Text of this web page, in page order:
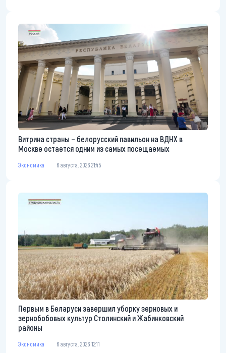
Витрина страны – белорусский павильон на ВДНХ в
Москве остается одним из самых посещаемых
Экономика 6 августа, 2026 21:45
Первым в Беларуси завершил уборку зерновых и
зернобобовых культур Столинский и Жабинковский
районы
Экономика 6 августа, 2026 12:11